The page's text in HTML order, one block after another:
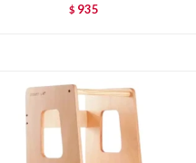
$ 935